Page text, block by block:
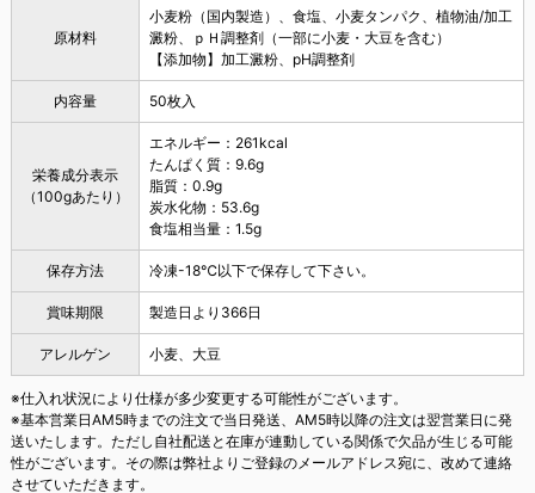
原材料
小麦粉（国内製造）、食塩、小麦タンパク、植物油/加工
澱粉、ｐＨ調整剤（一部に小麦・大豆を含む）
【添加物】加工澱粉、pH調整剤
内容量 50枚入
栄養成分表示
（100gあたり）
エネルギー：261kcal
たんぱく質：9.6g
脂質：0.9g
炭水化物：53.6g
食塩相当量：1.5g
保存方法 冷凍-18℃以下で保存して下さい。
賞味期限 製造日より366日
アレルゲン 小麦、大豆
※仕入れ状況により仕様が多少変更する可能性がございます。
※基本営業日AM5時までの注文で当日発送、AM5時以降の注文は翌営業日に発
送いたします。ただし自社配送と在庫が連動している関係で欠品が生じる可能
性がございます。その際は弊社よりご登録のメールアドレス宛に、改めて連絡
させていただきます。